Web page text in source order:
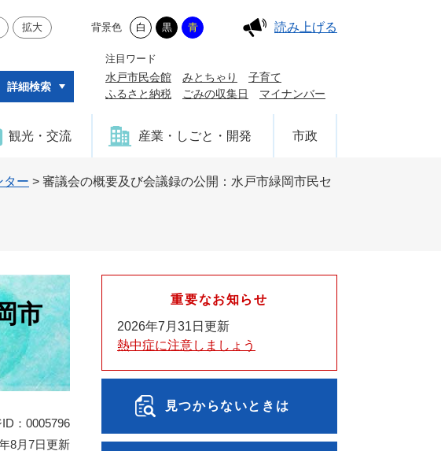
拡大 背景色 白 黒 青 読み上げる
詳細検索
注目ワード
水戸市民会館 みとちゃり
子育て
ふるさと納税
ごみの収集日 マイナンバー
観光・交流 産業・しごと・開発 市政
ター > 審議会の概要及び会議録の公開：水戸市緑岡市民セ
市
：0005796
8月7日更新
重要なお知らせ
2026年7月31日更新
熱中症に注意しましょう
見つからないときは